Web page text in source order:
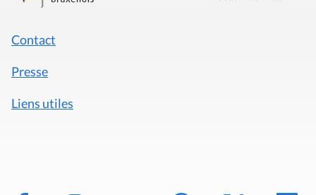
Contact
Presse
Liens utiles